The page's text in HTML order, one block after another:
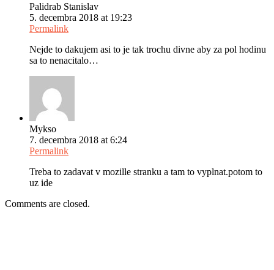
Palidrab Stanislav
5. decembra 2018 at 19:23
Permalink
Nejde to dakujem asi to je tak trochu divne aby za pol hodinu
sa to nenacitalo…
Mykso
7. decembra 2018 at 6:24
Permalink
Treba to zadavat v mozille stranku a tam to vyplnat.potom to
uz ide
Comments are closed.